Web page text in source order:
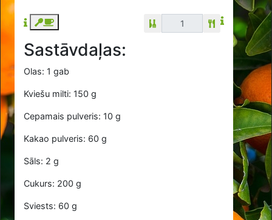
Sastāvdaļas:
Olas: 1 gab
Kviešu milti: 150 g
Cepamais pulveris: 10 g
Kakao pulveris: 60 g
Sāls: 2 g
Cukurs: 200 g
Sviests: 60 g